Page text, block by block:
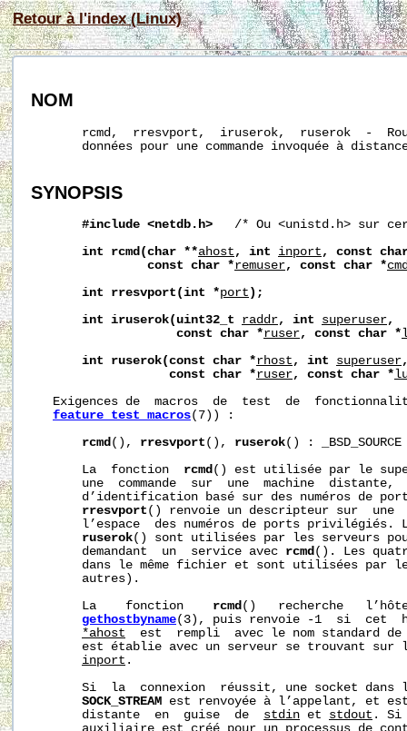
Retour à l'index (Linux)
NOM
rcmd,  rresvport,  iruserok,  ruserok  -
données pour une commande invoquée à
SYNOPSIS
#include <netdb.h>
/* Ou <unistd.h> sur
int
rcmd(char **ahost , int inport , const
const char *remuser, const char *
int
rresvport(int *port );
int iruserok(uint32_t raddr, int superuser,
const char *ruser, const char *
int
ruserok(const char *rhost , int superuser
const char *ruser, const char *
Exigences de  macros  de  test  de
feature_test_macros(7)) :
rcmd(), rresvport (), ruserok() : _BSD_SOURCE
       La  fonction
rcmd() est utilisée par le
une  commande  sur  une  machine  distante,
d’identification basé sur des numéros de
rresvport () renvoie un descripteur sur  une
l’espace  des numéros de ports privilégiés.
ruserok() sont utilisées par les serveurs
       demandant  un  service avec
rcmd(). Les
dans le même fichier et sont utilisées par
       autres).
       La    fonction
rcmd()   recherche
gethostbyname(3), puis renvoie -1  si  cet
*ahost
est  rempli  avec le nom standard
est établie avec un serveur se trouvant sur
inport .
Si  la  connexion  réussit, une socket dans
SOCK_STREAM est renvoyée à l’appelant, et
       distante  en  guise  de
stdin et stdout .